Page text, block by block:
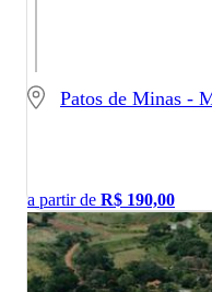
Patos de Minas -
a partir de R$ 190,00